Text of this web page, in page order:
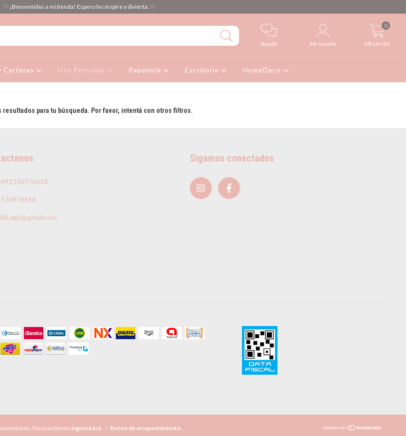
♡ ¡Bienvenidxs a mi tienda! Espero lxs inspire y divierta. ♡
Ayuda Mi cuenta Mi carrito
0
Carteras Uso Personal Papelería Escritorio HomeDeco
resultados para tu búsqueda. Por favor, intentá con otros filtros.
Sigamos conectados
Para reclamos ingresá acá. / Botón de arrepentimiento